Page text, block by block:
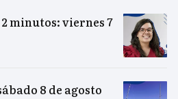
minutos: viernes 7
8 de agosto